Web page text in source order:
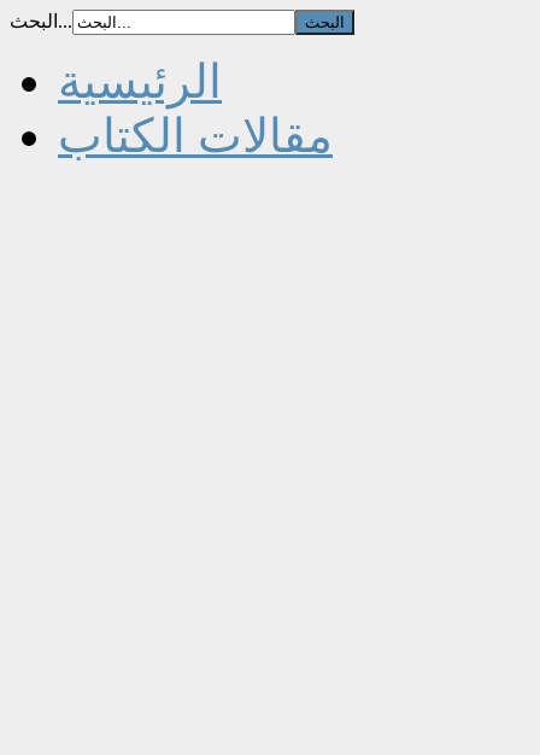
البحث...
الرئيسية
مقالات الكتاب